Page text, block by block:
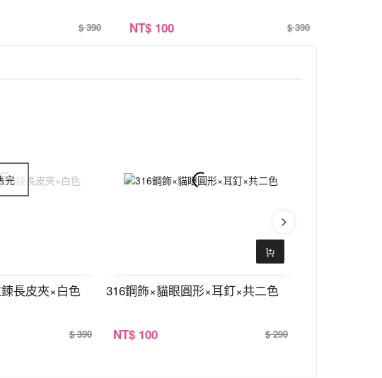
$ 390 NT$ 100 $ 390
長皮夾×白色
$ 390
316鋼飾×貓眼圓形×耳釘×共二色
NT$ 100 $ 290